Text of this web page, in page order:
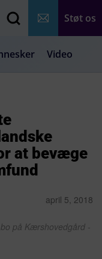
Støt os
Video
at bevæge
april 5, 2018
på Kærshovedgård -